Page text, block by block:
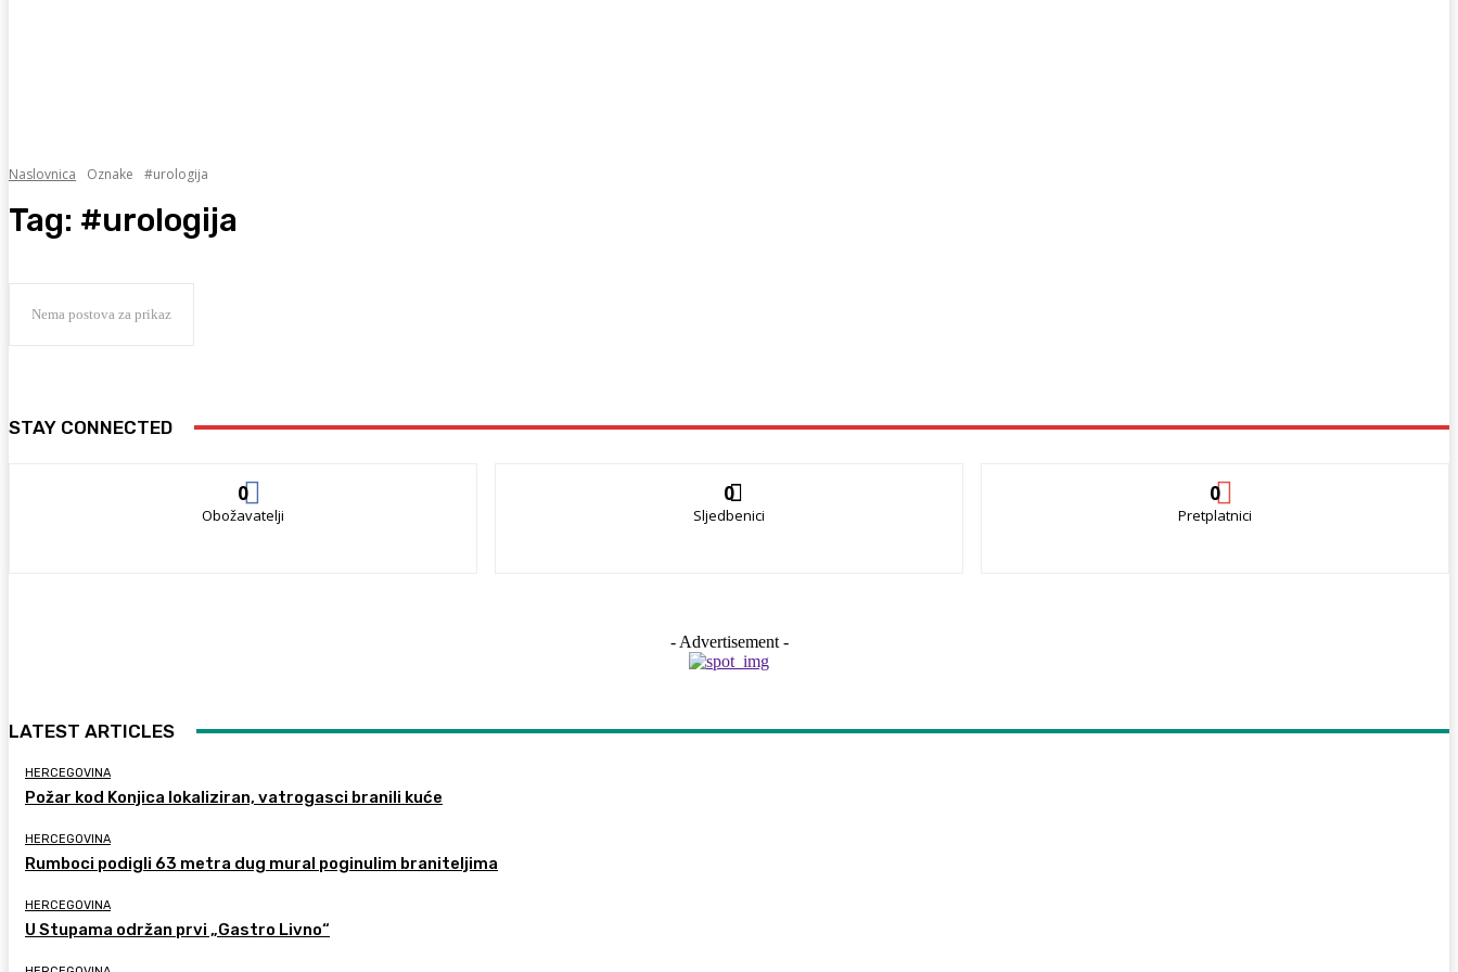
Naslovnica Oznake #urologija
Tag: #urologija
Nema postova za prikaz
STAY CONNECTED
0
Obožavatelji
0
Sljedbenici
0
Pretplatnici
- Advertisement -
LATEST ARTICLES
HERCEGOVINA
Požar kod Konjica lokaliziran, vatrogasci branili kuće
HERCEGOVINA
Rumboci podigli 63 metra dug mural poginulim braniteljima
HERCEGOVINA
U Stupama održan prvi „Gastro Livno“